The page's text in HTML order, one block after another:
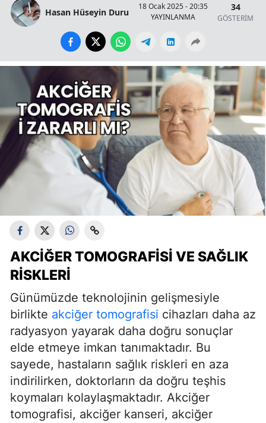
Hasan Hüseyin Duru
18 Ocak 2025 - 20:35
YAYINLANMA
34
GÖSTERİM
AKCIĞER TOMOGRAFISI VE SAĞLIK
RISKLERI
Günümüzde teknolojinin gelişmesiyle
birlikte akciğer tomografisi cihazları daha az
radyasyon yayarak daha doğru sonuçlar
elde etmeye imkan tanımaktadır. Bu
sayede, hastaların sağlık riskleri en aza
indirilirken, doktorların da doğru teşhis
koymaları kolaylaşmaktadır. Akciğer
tomografisi, akciğer kanseri, akciğer